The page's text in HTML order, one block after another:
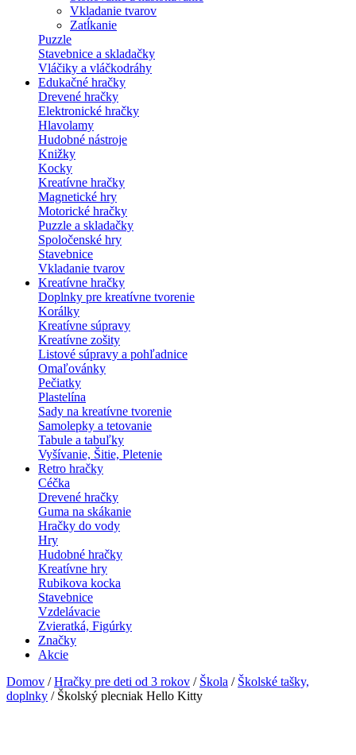
Vkladanie tvarov
Zatĺkanie
Puzzle
Stavebnice a skladačky
Vláčiky a vláčkodráhy
Edukačné hračky
Drevené hračky
Elektronické hračky
Hlavolamy
Hudobné nástroje
Knižky
Kocky
Kreatívne hračky
Magnetické hry
Motorické hračky
Puzzle a skladačky
Spoločenské hry
Stavebnice
Vkladanie tvarov
Kreatívne hračky
Doplnky pre kreatívne tvorenie
Korálky
Kreatívne súpravy
Kreatívne zošity
Listové súpravy a pohľadnice
Omaľovánky
Pečiatky
Plastelína
Sady na kreatívne tvorenie
Samolepky a tetovanie
Tabule a tabuľky
Vyšívanie, Šitie, Pletenie
Retro hračky
Céčka
Drevené hračky
Guma na skákanie
Hračky do vody
Hry
Hudobné hračky
Kreatívne hry
Rubikova kocka
Stavebnice
Vzdelávacie
Zvieratká, Figúrky
Značky
Akcie
Domov /Hračky pre deti od 3 rokov / Škola / Školské tašky,
doplnky / Školský plecniak Hello Kitty